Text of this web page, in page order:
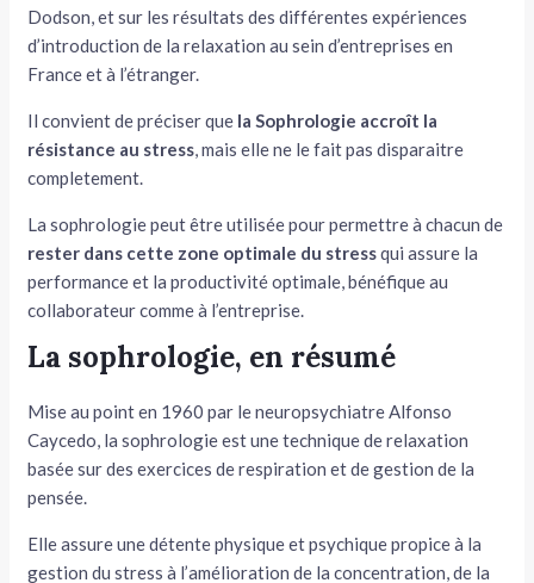
Dodson, et sur les résultats des différentes expériences
d’introduction de la relaxation au sein d’entreprises en
France et à l’étranger.
Il convient de préciser que la Sophrologie accroît la
résistance au stress, mais elle ne le fait pas disparaitre
completement.
La sophrologie peut être utilisée pour permettre à chacun de
rester dans cette zone optimale du stressqui assure la
performance et la productivité optimale, bénéfique au
collaborateur comme à l’entreprise.
La sophrologie, en résumé
Mise au point en 1960 par le neuropsychiatre Alfonso
Caycedo, la sophrologie est une technique de relaxation
basée sur des exercices de respiration et de gestion de la
pensée.
Elle assure une détente physique et psychique propice à la
gestion du stress à l’amélioration de la concentration, de la